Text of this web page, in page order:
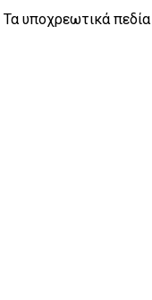
Τα υποχρεωτικά